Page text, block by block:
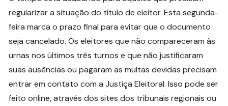
regularizar a situação do título de eleitor. Esta segunda-
feira marca o prazo final para evitar que o documento
seja cancelado. Os eleitores que não compareceram às
urnas nos últimos três turnos e que não justificaram
suas ausências ou pagaram as multas devidas precisam
entrar em contato com a Justiça Eleitoral. Isso pode ser
feito online, através dos sites dos tribunais regionais ou